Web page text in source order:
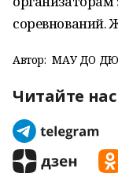
соревнований.
Автор: МАУ ДО
Читайте нас